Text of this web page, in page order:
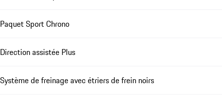
Paquet Sport Chrono
Direction assistée Plus
Système de freinage avec étriers de frein noirs